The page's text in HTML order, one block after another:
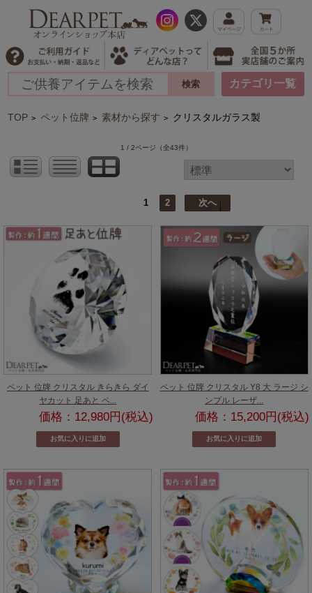
カテゴリ一覧
TOP > ペット位牌 > 素材から探す > クリスタルガラス製
1 / 2ページ （全43件）
1 2 次へ
ペット 位牌 クリスタル きらきら ダイ
ヤカット 足あと ペ...
価格：12,980円(税込)
ペット 位牌 クリスタル Y8 大 ラージ シ
ンプル レーザ...
価格：15,200円(税込)